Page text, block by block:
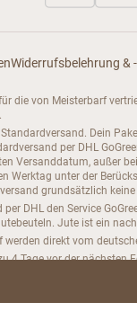
Widerrufsbelehrung &
die von Meisterbarf
Dein
per DHL
Versanddatum, außer
Werktag unter der
grundsätzlich
DHL den Service
Jute ist ein
direkt vom
4 Tage vor der nächsten